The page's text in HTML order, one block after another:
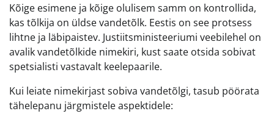
Kõige esimene ja kõige olulisem samm on kontrollida,
kas tõlkija on üldse vandetõlk. Eestis on see protsess
lihtne ja läbipaistev. Justiitsministeeriumi veebilehel on
avalik vandetõlkide nimekiri, kust saate otsida sobivat
spetsialisti vastavalt keelepaarile.
Kui leiate nimekirjast sobiva vandetõlgi, tasub pöörata
tähelepanu järgmistele aspektidele: